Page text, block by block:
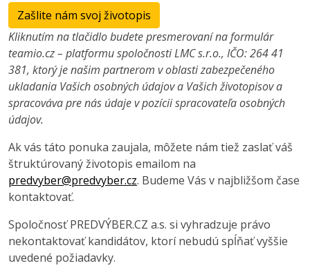
Zašlite nám svoj životopis
Kliknutím na tlačidlo budete presmerovaní na formulár
teamio.cz – platformu spoločnosti LMC s.r.o., IČO: 264 41
381, ktorý je našim partnerom v oblasti zabezpečeného
ukladania Vašich osobných údajov a Vašich životopisov a
spracováva pre nás údaje v pozícii spracovateľa osobných
údajov.
Ak vás táto ponuka zaujala, môžete nám tiež zaslať váš
štruktúrovaný životopis emailom na
predvyber@predvyber.cz. Budeme Vás v najbližšom čase
kontaktovať.
Spoločnosť PREDVÝBER.CZ a.s. si vyhradzuje právo
nekontaktovať kandidátov, ktorí nebudú spĺňať vyššie
uvedené požiadavky.